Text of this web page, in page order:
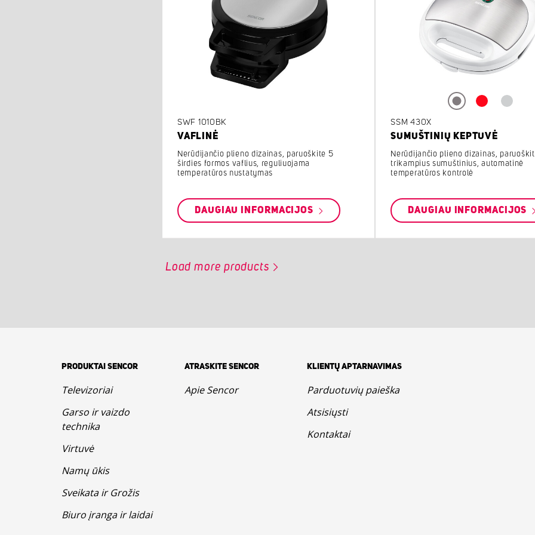
SWF 1010BK
VAFLINĖ
Nerūdijančio plieno dizainas, paruoškite 5
širdies formos vaflius, reguliuojama
temperatūros nustatymas
DAUGIAU INFORMACIJOS
SSM 430X
SUMUŠTINIŲ KEPTUVĖ
Nerūdijančio plieno dizainas,
trikampius sumuštinius, automatinė
temperatūros kontrolė
DAUGIAU INFORMACIJOS
Load more products
PRODUKTAI SENCOR
Televizoriai
Garso ir vaizdo
technika
Virtuvė
Namų ūkis
Sveikata ir Grožis
Biuro įranga ir laidai
ATRASKITE SENCOR
Apie Sencor
KLIENTŲ APTARNAVIMAS
Parduotuvių paieška
Atsisiųsti
Kontaktai